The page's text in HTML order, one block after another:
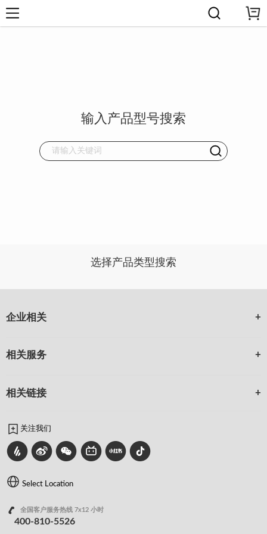
输入产品型号搜索
选择产品类型搜索
企业相关
相关服务
相关链接
关注我们
Select Location
全国客户服务热线 7x12 小时
400-810-5526